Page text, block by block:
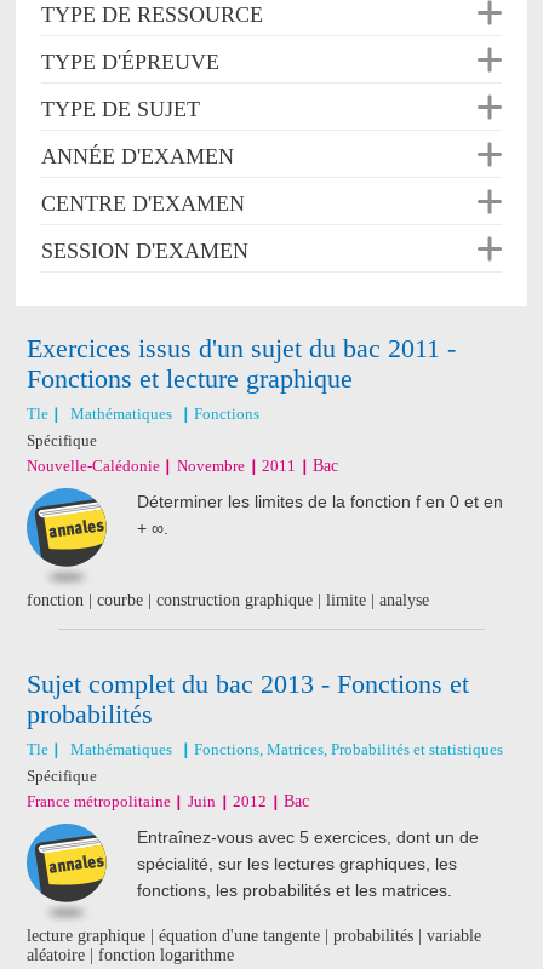
TYPE DE RESSOURCE
TYPE D'ÉPREUVE
TYPE DE SUJET
ANNÉE D'EXAMEN
CENTRE D'EXAMEN
SESSION D'EXAMEN
Exercices issus d'un sujet du bac 2011 -
Fonctions et lecture graphique
Tle Mathématiques
Fonctions
Spécifique
Nouvelle-Calédonie
Novembre 2011 Bac
Déterminer les limites de la fonction f en 0 et en
+ ∞.
fonction | courbe | construction graphique | limite | analyse
Sujet complet du bac 2013 - Fonctions et
probabilités
Tle Mathématiques
Fonctions, Matrices, Probabilités et statistiques
Spécifique
France métropolitaine
Juin 2012 Bac
Entraînez-vous avec 5 exercices, dont un de
spécialité, sur les lectures graphiques, les
fonctions, les probabilités et les matrices.
lecture graphique | équation d'une tangente | probabilités | variable
aléatoire | fonction logarithme